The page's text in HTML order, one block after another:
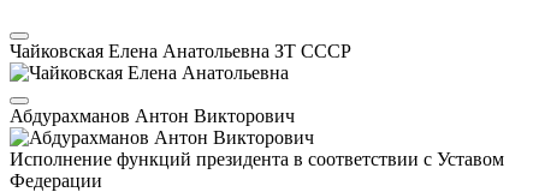
Чайковская Елена Анатольевна ЗТ СССР
Абдурахманов Антон Викторович
Исполнение функций президента в соответствии с Уставом
Федерации